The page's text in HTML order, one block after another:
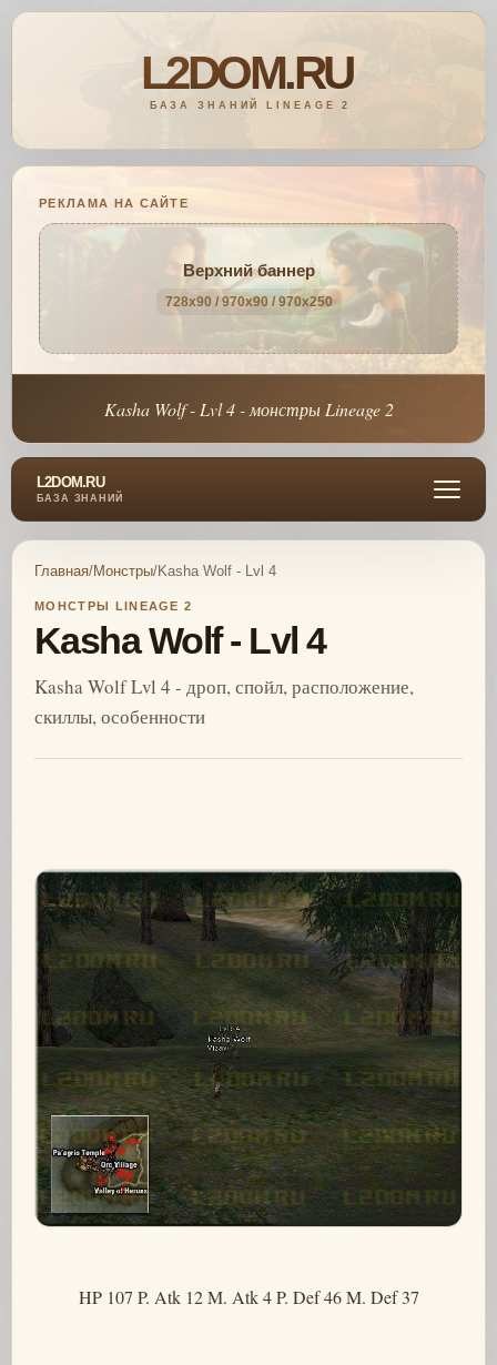
РЕКЛАМА НА САЙТЕ
Верхний баннер
728x90 / 970x90 / 970x250
Kasha Wolf - Lvl 4 - монстры Lineage 2
L2DOM.RU
БАЗА ЗНАНИЙ
Главная/Монстры/Kasha Wolf - Lvl 4
МОНСТРЫ LINEAGE 2
Kasha Wolf - Lvl 4
Kasha Wolf Lvl 4 - дроп, спойл, расположение,
скиллы, особенности
HP 107 P. Atk 12 M. Atk 4 P. Def 46 M. Def 37